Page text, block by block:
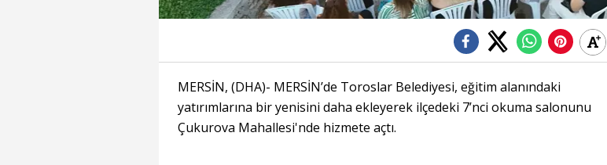
MERSİN, (DHA)- MERSİN’de Toroslar Belediyesi, eğitim alanındaki
yatırımlarına bir yenisini daha ekleyerek ilçedeki 7’nci okuma salonunu
Çukurova Mahallesi'nde hizmete açtı.